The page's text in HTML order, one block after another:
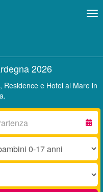
2026
Residence e Hotel al Mare in